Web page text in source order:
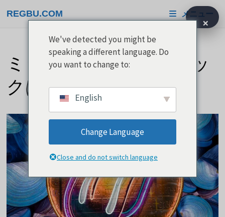
ン
REGBU.COM メニュー
ミック・ジャガーとロッ
クは相性がいい
×
We've detected you might be
speaking a different language. Do
you want to change to:
English
Change Language
Close and do not switch language